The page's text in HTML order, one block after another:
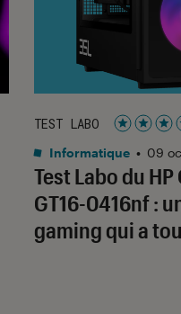
Test Labo du HP
GT16-0416nf :
gaming qui a
TEST LABO
Noté 5
Informatique • 09